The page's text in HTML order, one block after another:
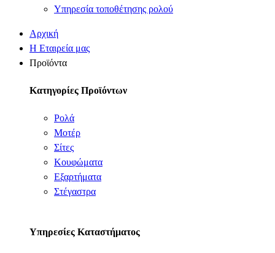
Υπηρεσία τοποθέτησης ρολού
Αρχική
Η Εταιρεία μας
Προϊόντα
Κατηγορίες Προϊόντων
Ρολά
Μοτέρ
Σίτες
Κουφώματα
Εξαρτήματα
Στέγαστρα
Υπηρεσίες Καταστήματος